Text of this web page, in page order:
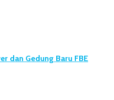
dan Gedung Baru FBE